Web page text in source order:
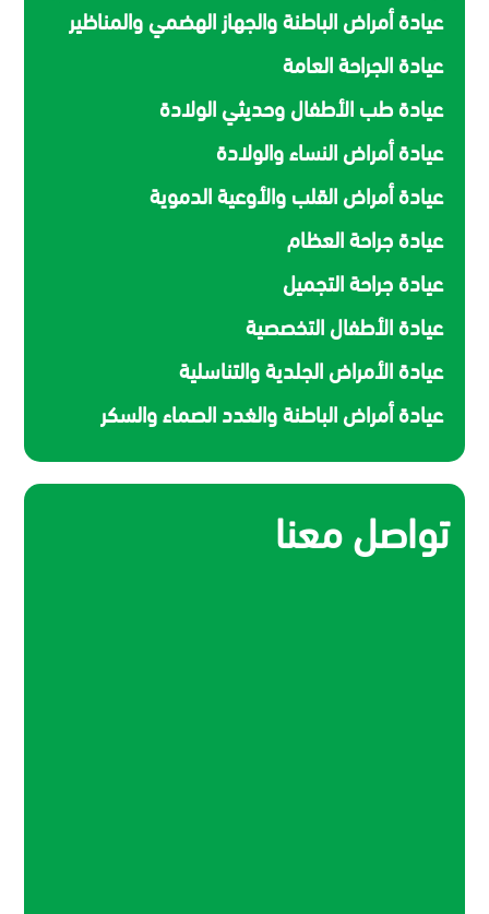
عيادة أمراض الباطنة والجهاز الهضمي والمناظير
عيادة الجراحة العامة
عيادة طب الأطفال وحديثي الولادة
عيادة أمراض النساء والولادة
عيادة أمراض القلب والأوعية الدموية
عيادة جراحة العظام
عيادة جراحة التجميل
عيادة الأطفال التخصصية
عيادة الأمراض الجلدية والتناسلية
عيادة أمراض الباطنة والغدد الصماء والسكر
تواصل معنا